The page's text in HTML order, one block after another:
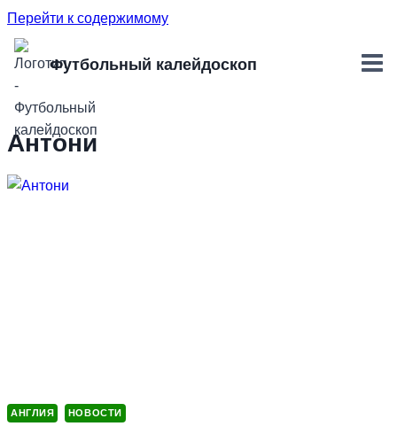
Перейти к содержимому
Футбольный калейдоскоп
Антони
АНГЛИЯ НОВОСТИ